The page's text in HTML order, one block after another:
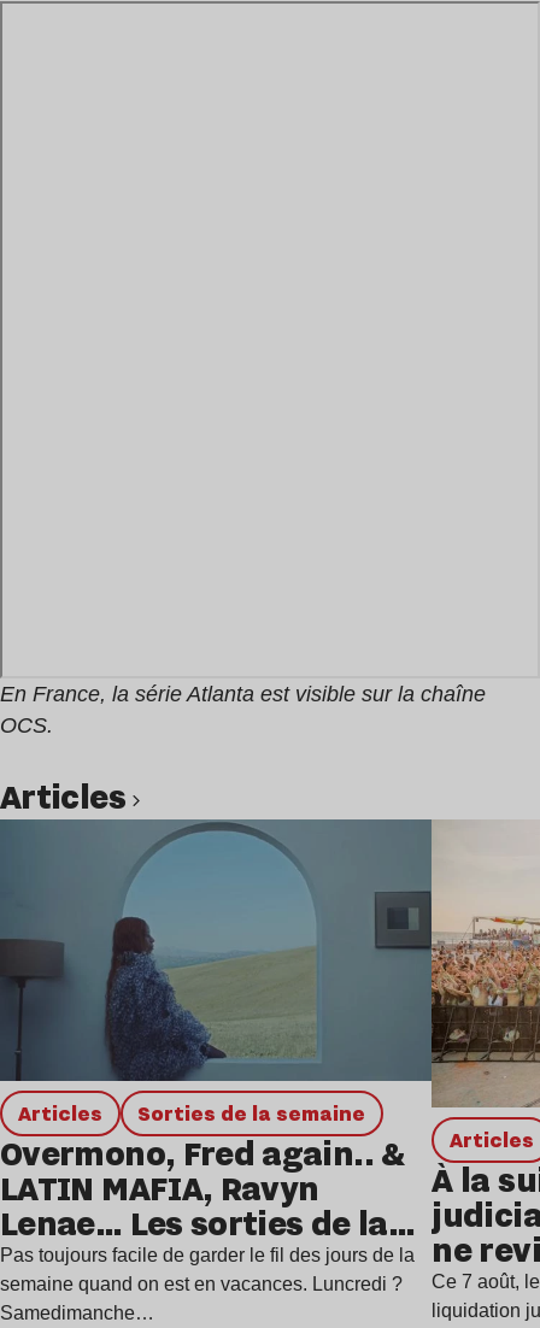
En France, la série Atlanta est visible sur la chaîne
OCS.
Articles
Articles Sorties de la semaine
Overmono, Fred again.. &
LATIN MAFIA, Ravyn
Lenae… Les sorties de la
semaine
Pas toujours facile de garder le fil des jours de la
semaine quand on est en vacances. Luncredi ?
Samedimanche…
Articles
À la
ne
Ce 7 août,
liquidation